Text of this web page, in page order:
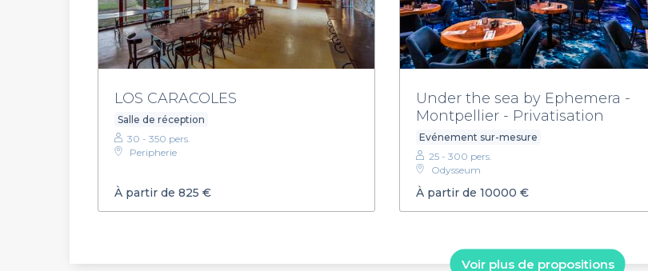
LOS CARACOLES
Salle de réception
30 - 350 pers.
Peripherie
À partir de 825 €
Under the sea by Ephemera -
Montpellier - Privatisation
Evénement sur-mesure
25 - 300 pers.
Odysseum
À partir de 10000 €
Voir plus de propositions